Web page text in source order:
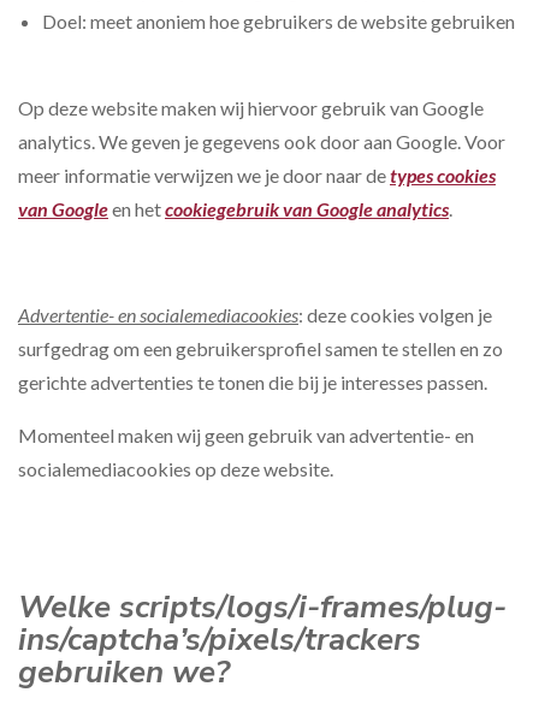
Doel: meet anoniem hoe gebruikers de website gebruiken
Op deze website maken wij hiervoor gebruik van Google
analytics. We geven je gegevens ook door aan Google. Voor
meer informatie verwijzen we je door naar detypes cookies
van Googleen hetcookiegebruik van Google analytics
Advertentie- en socialemediacookies: deze cookies volgen je
surfgedrag om een gebruikersprofiel samen te stellen en zo
gerichte advertenties te tonen die bij je interesses passen.
Momenteel maken wij geen gebruik van advertentie- en
socialemediacookies op deze website.
Welke scripts/logs/i-frames/plug-
ins/captcha’s/pixels/trackers
gebruiken we?